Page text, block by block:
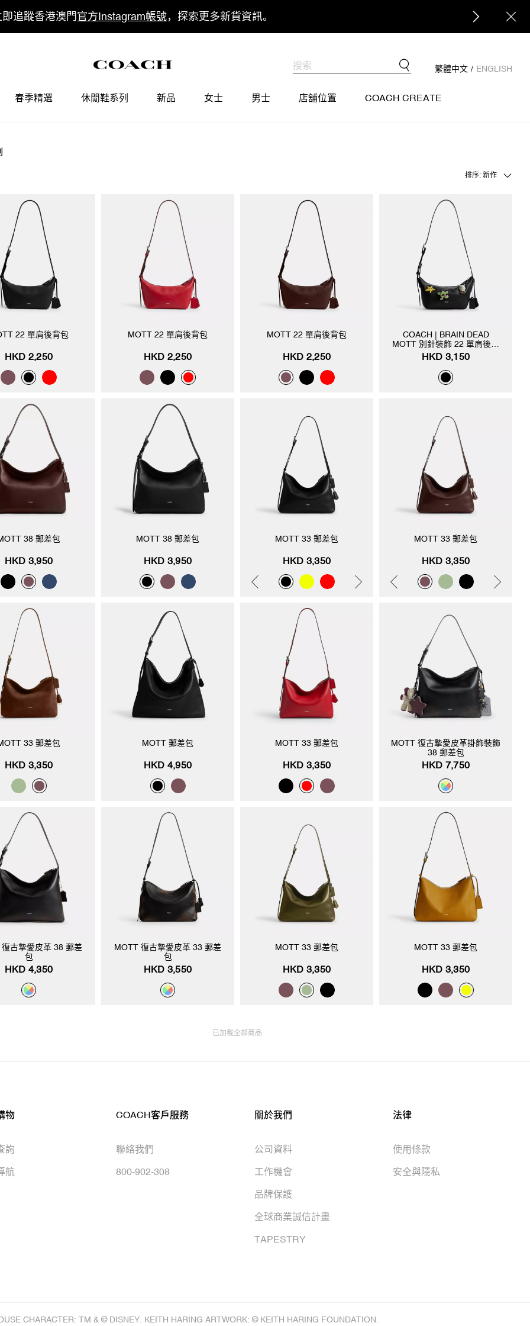
追蹤香港澳門官方Instagram帳號，探索更多新貨資訊。
繁體中文 / ENGLISH
春季精選 休閒鞋系列 新品 女士 男士 店舖位置 COACH CREATE
排序: 新作
22 單肩後背包
HKD 2,250
MOTT 22 單肩後背包
HKD 2,250
MOTT 22 單肩後背包
HKD 2,250
COACH | BRAIN DEAD
MOTT 別針裝飾 22 單肩後背
包
HKD 3,150
38 郵差包
HKD 3,950
MOTT 38 郵差包
HKD 3,950
MOTT 33 郵差包
HKD 3,350
MOTT 33 郵差包
HKD 3,350
33 郵差包
HKD 3,350
MOTT 郵差包
HKD 4,950
MOTT 33 郵差包
HKD 3,350
MOTT 復古摯愛皮革掛飾裝飾
38 郵差包
HKD 7,750
古摯愛皮革 38 郵差
包
HKD 4,350
MOTT 復古摯愛皮革 33 郵差
包
HKD 3,550
MOTT 33 郵差包
HKD 3,350
MOTT 33 郵差包
HKD 3,350
已加載全部商品
物
詢
航
COACH客戶服務
聯絡我們
800-902-308
關於我們
公司資料
工作機會
品牌保護
全球商業誠信計畫
TAPESTRY
法律
使用條款
安全與隱私
CHARACTER: TM & © DISNEY. KEITH HARING ARTWORK: © KEITH HARING FOUNDATION.